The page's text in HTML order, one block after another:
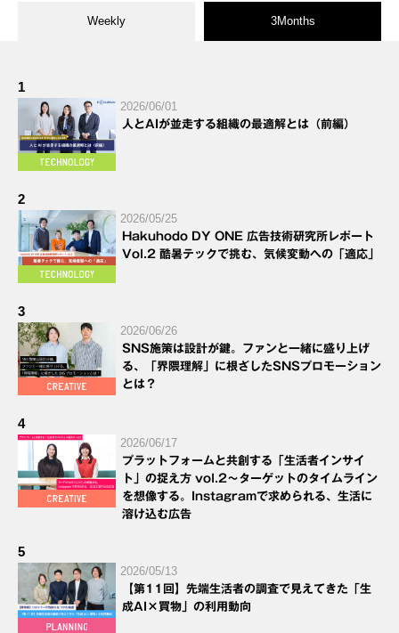
Weekly 3Months
1
2026/06/01
人とAIが並走する組織の最適解とは（前編）
2
2026/05/25
Hakuhodo DY ONE 広告技術研究所レポート
Vol.2 酷暑テックで挑む、気候変動への「適応」
3
2026/06/26
SNS施策は設計が鍵。ファンと一緒に盛り上げ
る、「界隈理解」に根ざしたSNSプロモーション
とは？
4
2026/06/17
プラットフォームと共創する「生活者インサイ
ト」の捉え方 vol.2～ターゲットのタイムライン
を想像する。Instagramで求められる、生活に
溶け込む広告
5
2026/05/13
【第11回】先端生活者の調査で見えてきた「生
成AI×買物」の利用動向